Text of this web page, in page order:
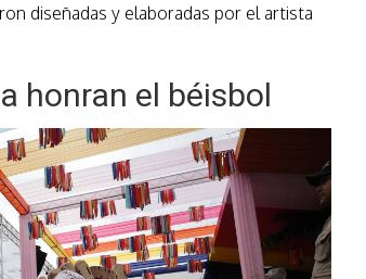
diseñadas y elaboradas por el artista
honran el béisbol